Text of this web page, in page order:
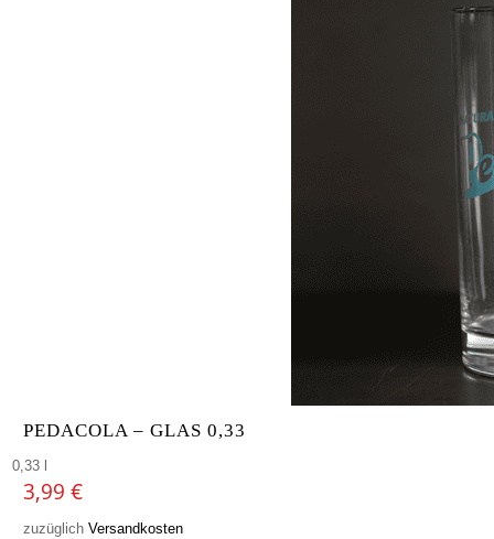
PEDACOLA – GLAS 0,33
0,33 l
3,99 €
zuzüglich Versandkosten